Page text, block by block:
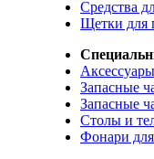
Средства
Щетки для
Запасные
Запасные
Столы и
Фонари